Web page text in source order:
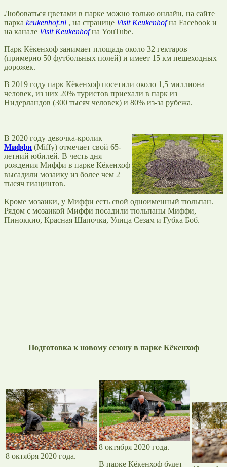
Любоваться цветами в парке можно только онлайн, на сайте
парка keukenhof.nl , на странице Visit Keukenhofна Facebook и
на канале Visit Keukenhofна YouTube.
Парк Кёкенхоф занимает площадь около 32 гектаров
(примерно 50 футбольных полей) и имеет 15 км пешеходных
дорожек.
В 2019 году парк Кёкенхоф посетили около 1,5 миллиона
человек, из них 20% туристов приехали в парк из
Нидерландов (300 тысяч человек) и 80% из-за рубежа.
В 2020 году девочка-кролик
Миффи (Miffy) отмечает свой 65-
летний юбилей. В честь дня
рождения Миффи в парке Кёкенхоф
высадили мозаику из более чем 2
тысяч гиацинтов.
Кроме мозаики, у Миффи есть свой одноименный тюльпан.
Рядом с мозаикой Миффи посадили тюльпаны Миффи,
Пиноккио, Красная Шапочка, Улица Сезам и Губка Боб.
Подготовка к новому сезону в парке Кёкенхоф
8 октября 2020 года.
8 октября 2020 года.
В парке Кёкенхоф будет